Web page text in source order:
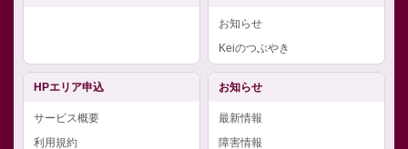
お知らせ
Keiのつぶやき
HPエリア申込
サービス概要
利用規約
お知らせ
最新情報
障害情報